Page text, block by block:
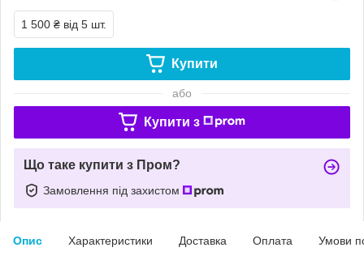
1 500 ₴ від 5 шт.
Купити
або
Купити з
Що таке купити з Пром?
Замовлення під захистом
Опис Характеристики Доставка Оплата Умови